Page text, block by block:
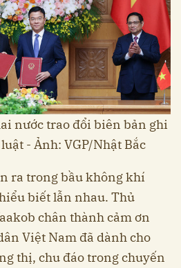
nước trao đổi biên bản ghi
- Ảnh: VGP/Nhật Bắc
ra trong bầu không khí
biết lẫn nhau. Thủ
chân thành cảm ơn
Việt Nam đã dành cho
thị, chu đáo trong chuyến